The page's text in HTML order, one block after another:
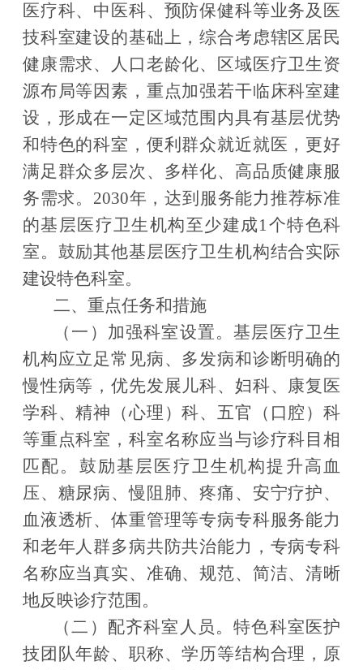
医疗科、中医科、预防保健科等业务及医
技科室建设的基础上，综合考虑辖区居民
健康需求、人口老龄化、区域医疗卫生资
源布局等因素，重点加强若干临床科室建
设，形成在一定区域范围内具有基层优势
和特色的科室，便利群众就近就医，更好
满足群众多层次、多样化、高品质健康服
务需求。 2030年，达到服务能力推荐标准
的基层医疗卫生机构至少建成1个特色科
室。鼓励其他基层医疗卫生机构结合实际
建设特色科室。
二、重点任务和措施
（一）加强科室设置。 基层医疗卫生
机构应立足常见病、多发病和诊断明确的
慢性病等，优先发展儿科、妇科、康复医
学科、精神（心理）科、五官（口腔）科
等重点科室，科室名称应当与诊疗科目相
匹配。鼓励基层医疗卫生机构提升高血
压、糖尿病、慢阻肺、疼痛、安宁疗护、
血液透析、体重管理等专病专科服务能力
和老年人群多病共防共治能力，专病专科
名称应当真实、准确、规范、简洁、清晰
地反映诊疗范围。
（二）配齐科室人员。特色科室医护
技团队年龄、职称、学历等结构合理，原